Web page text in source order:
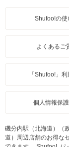
Shufoo!の使
よくあるご
「Shufoo!」
個人情報保
磯分内駅（北海道）（
道）周辺店舗のお得な